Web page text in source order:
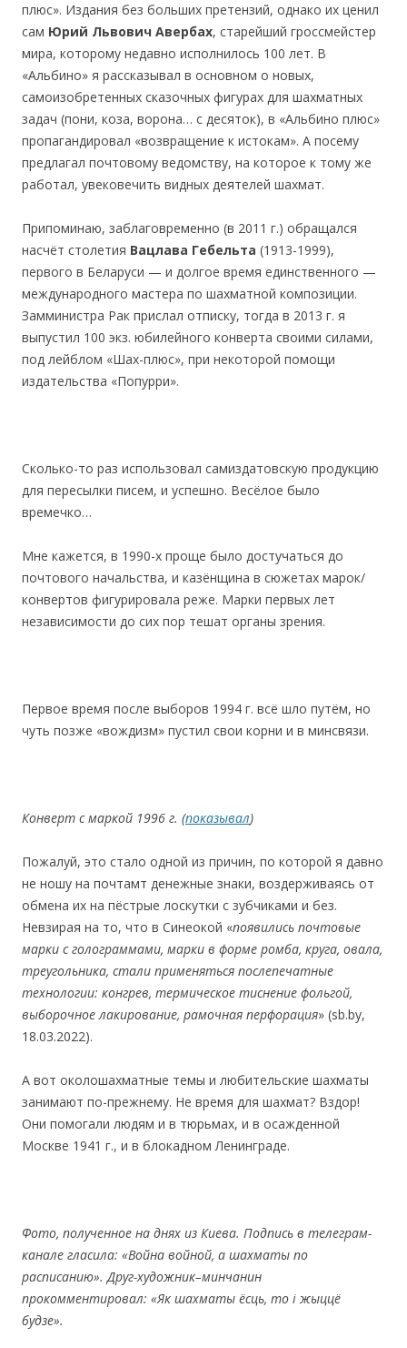
плюс». Издания без больших претензий, однако их ценил
сам Юрий Львович Авербах, старейший гроссмейстер
мира, которому недавно исполнилось 100 лет. В
«Альбино» я рассказывал в основном о новых,
самоизобретенных сказочных фигурах для шахмaтных
задач (пони, коза, ворона… с десяток), в «Альбино плюс»
пропагандировал «возвращение к истокам». А посему
предлагал почтовому ведомству, на которое к тому же
работал, увековечить видных деятелей шахмат.
Припоминаю, заблаговременно (в 2011 г.) обращался
насчёт столетия Вацлава Гебельта (1913-1999),
первого в Беларуси — и долгое время единственного —
международного мастера по шахматной композиции.
Замминистра Рак прислал отписку, тогда в 2013 г. я
выпустил 100 экз. юбилейного конверта своими силами,
под лейблом «Шах-плюс», при некоторой помощи
издательства «Попурри».
Сколько-то раз использовал самиздатовскую продукцию
для пересылки писем, и успешно. Весёлое было
времечко…
Мне кажется, в 1990-x проще было достучаться до
почтового начальства, и казёнщина в сюжетах марок/
конвертов фигурировала реже. Марки первых лет
независимости до сих пор тешат органы зрения.
Первое время после выборов 1994 г. всё шло путём, но
чуть позже «вождизм» пустил свои корни и в минсвязи.
Конверт с маркой 1996 г. (показывал)
Пожалуй, это стало одной из причин, по которой я давно
не ношу на почтамт денежные знаки, воздерживаясь от
обмена их на пёстрые лоcкутки с зубчиками и без.
Невзирая на то, что в Cинеокой «появились почтовые
марки с голограммами, марки в форме ромба, круга, овала,
треугольника, стали применяться послепечатные
технологии: конгрев, термическое тиснение фольгой,
выборочное лакирование, рамочная перфорация» (sb.by,
18.03.2022).
А вот околошахматные темы и любительские шахматы
занимают по-прежнему. Не время для шахмат? Вздор!
Они помогали людям и в тюрьмах, и в осажденной
Москве 1941 г., и в блокадном Ленинграде.
Фото, полученное на днях из Киева. Подпись в телеграм-
канале гласила: «Война войной, а шахматы по
расписанию». Друг-художник–минчанин
прокомментировал: «Як шахматы ёcць, то i жыццё
будзе».